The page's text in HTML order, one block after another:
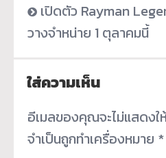
เปิดตัว Rayman
วางจำหน่าย 1 ตุลาคมนี้
ใส่ความเห็น
อีเมลของคุณจะไม่แสดงใ
จำเป็นถูกทำเครื่องหมาย *